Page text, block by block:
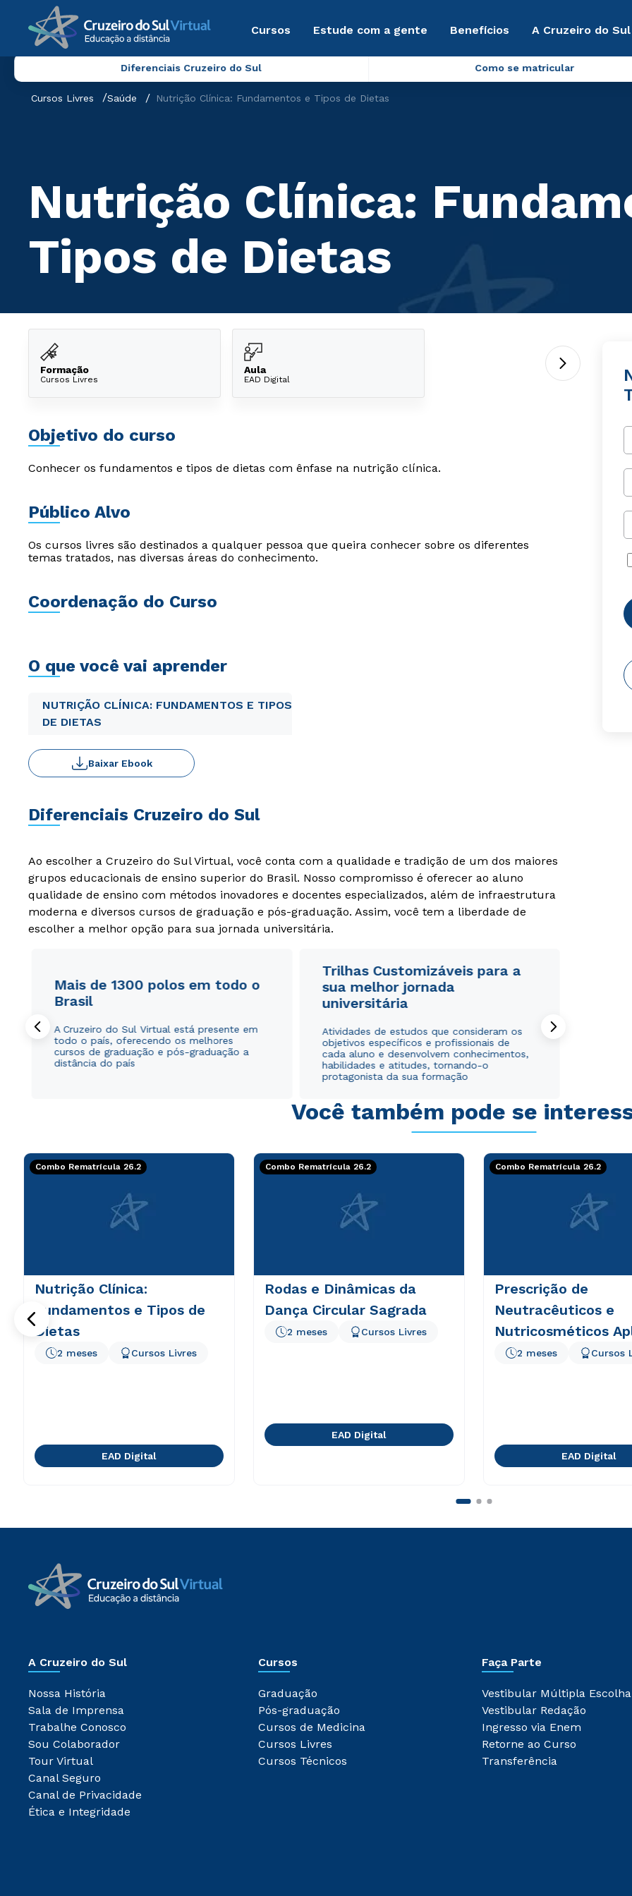
Cursos Estude com a gente Benefícios A Cruzeiro do
Diferenciais Cruzeiro do Sul Como se matricular
Cursos Livres Saúde Nutrição Clínica: Fundamentos e Tipos de Dietas
Nutrição Clínica:
Tipos de Dietas
Formação
Cursos Livres
Aula
EAD Digital
Objetivo do curso
Conhecer os fundamentos e tipos de dietas com ênfase na nutrição clínica.
Público Alvo
Os cursos livres são destinados a qualquer pessoa que queira conhecer sobre os diferentes
temas tratados, nas diversas áreas do conhecimento.
Coordenação do Curso
O que você vai aprender
NUTRIÇÃO CLÍNICA: FUNDAMENTOS E TIPOS
DE DIETAS
Baixar Ebook
Diferenciais Cruzeiro do Sul
Ao escolher a Cruzeiro do Sul Virtual, você conta com a qualidade e tradição de um dos maiores
grupos educacionais de ensino superior do Brasil. Nosso compromisso é oferecer ao aluno
qualidade de ensino com métodos inovadores e docentes especializados, além de infraestrutura
moderna e diversos cursos de graduação e pós-graduação. Assim, você tem a liberdade de
escolher a melhor opção para sua jornada universitária.
Mais de 1300 polos em todo o
Brasil
A Cruzeiro do Sul Virtual está presente em
todo o país, oferecendo os melhores
cursos de graduação e pós-graduação a
distância do país
Trilhas Customizáveis para a
sua melhor jornada
universitária
Atividades de estudos que consideram os
objetivos específicos e profissionais de
cada aluno e desenvolvem conhecimentos,
habilidades e atitudes, tornando-o
protagonista da sua formação
Você também pode se
Combo Rematrícula 26.2
Nutrição Clínica:
Fundamentos e Tipos de
Dietas
2 meses Cursos Livres
EAD Digital
Combo Rematrícula 26.2
Rodas e Dinâmicas da
Dança Circular Sagrada
2 meses Cursos Livres
EAD Digital
Combo Rematrícula 26.2
Prescrição de
Neutracêuticos e
Nutricosméticos
à Estética
2 meses Cursos
EAD Digital
A Cruzeiro do Sul
Nossa História
Sala de Imprensa
Trabalhe Conosco
Sou Colaborador
Tour Virtual
Canal Seguro
Canal de Privacidade
Ética e Integridade
Cursos
Graduação
Pós-graduação
Cursos de Medicina
Cursos Livres
Cursos Técnicos
Faça Parte
Vestibular Múltipla Escolha
Vestibular Redação
Ingresso via Enem
Retorne ao Curso
Transferência
Rápido e fácil
WhatsApp
ou
Estou de acordo com a Política de Privacidade.e
envio de conteúdos da Cruzeiro do Sul.
Rápido e fácil
WhatsApp
ou
Estou de acordo com a Política de Privacidade.e
envio de conteúdos da Cruzeiro do Sul.